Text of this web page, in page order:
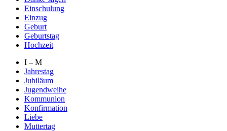
Einschulung
Einzug
Geburt
Geburtstag
Hochzeit
I – M
Jahrestag
Jubiläum
Jugendweihe
Kommunion
Konfirmation
Liebe
Muttertag